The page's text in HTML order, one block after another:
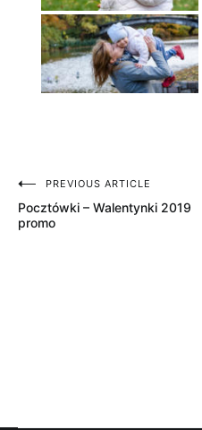
Nawigacja
wpisu
PREVIOUS ARTICLE
Pocztówki – Walentynki 2019
promo